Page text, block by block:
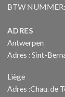
BTW
ADRES
Antwerpen
Adres : Sint-
Liège
Adres :Chau. de